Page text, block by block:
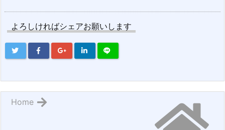
よろしければシェアお願いします
Home